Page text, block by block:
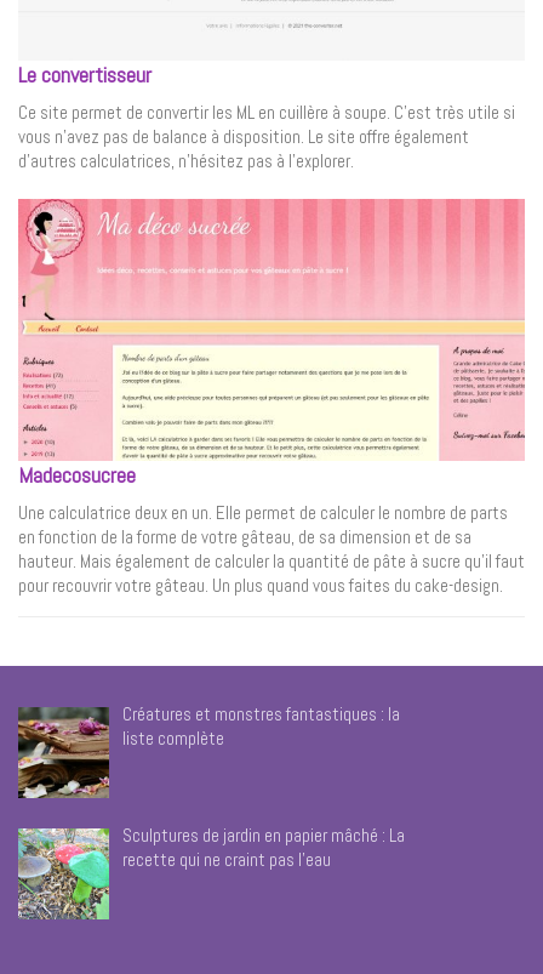
Le convertisseur
Ce site permet de convertir les ML en cuillère à soupe. C’est très utile si
vous n’avez pas de balance à disposition. Le site offre également
d’autres calculatrices, n’hésitez pas à l’explorer.
Madecosucree
Une calculatrice deux en un. Elle permet de calculer le nombre de parts
en fonction de la forme de votre gâteau, de sa dimension et de sa
hauteur. Mais également de calculer la quantité de pâte à sucre qu’il faut
pour recouvrir votre gâteau. Un plus quand vous faites du cake-design.
Créatures et monstres fantastiques : la
liste complète
Sculptures de jardin en papier mâché : La
recette qui ne craint pas l’eau